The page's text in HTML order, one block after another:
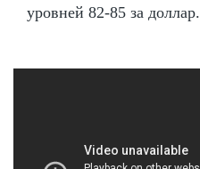
уровней 82-85 за доллар.